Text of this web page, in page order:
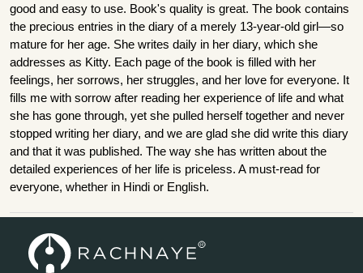
good and easy to use. Book's quality is great. The book contains
the precious entries in the diary of a merely 13-year-old girl—so
mature for her age. She writes daily in her diary, which she
addresses as Kitty. Each page of the book is filled with her
feelings, her sorrows, her struggles, and her love for everyone. It
fills me with sorrow after reading her experience of life and what
she has gone through, yet she pulled herself together and never
stopped writing her diary, and we are glad she did write this diary
and that it was published. The way she has written about the
detailed experiences of her life is priceless. A must-read for
everyone, whether in Hindi or English.